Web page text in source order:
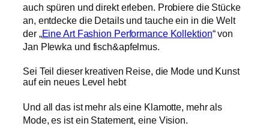
auch spüren und direkt erleben. Probiere die Stücke
an, entdecke die Details und tauche ein in die Welt
der „Eine Art Fashion Performance Kollektion“ von
Jan Plewka und fisch&apfelmus.
Sei Teil dieser kreativen Reise, die Mode und Kunst
auf ein neues Level hebt
Und all das ist mehr als eine Klamotte, mehr als
Mode, es ist ein Statement, eine Vision.